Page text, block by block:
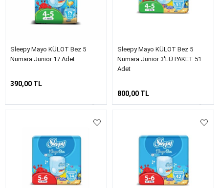
Sleepy Mayo KÜLOT Bez 5
Numara Junior 17 Adet
390,00 TL
Sleepy Mayo KÜLOT Bez 5
Numara Junior 3'LÜ PAKET 51
Adet
800,00 TL